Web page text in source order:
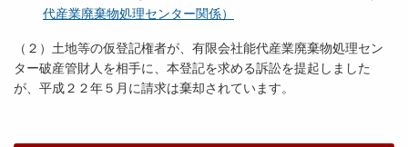
代産業廃棄物処理センター関係）
（２）土地等の仮登記権者が、有限会社能代産業廃棄物処理セン
ター破産管財人を相手に、本登記を求める訴訟を提起しました
が、平成２２年５月に請求は棄却されています。